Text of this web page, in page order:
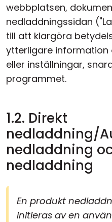
webbplatsen,
nedladdningssidan
till att klargöra
ytterligare information
eller inställningar,
programmet.
1.2. Direkt
nedladdning/
nedladdning
nedladdning
En produkt
initieras av en